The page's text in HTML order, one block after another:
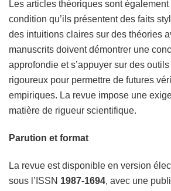
Les articles théoriques sont également
condition qu’ils présentent des faits
des intuitions claires sur des théories
manuscrits doivent démontrer une
approfondie et s’appuyer sur des
rigoureux pour permettre de futures
empiriques. La revue impose une
matière de rigueur scientifique.
Parution et format
La revue est disponible en version
sous l’ISSN 1987-1694, avec une